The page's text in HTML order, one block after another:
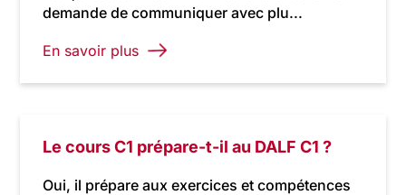
demande de communiquer avec plu...
En savoir plus
Le cours C1 prépare-t-il au DALF C1 ?
Oui, il prépare aux exercices et compétences